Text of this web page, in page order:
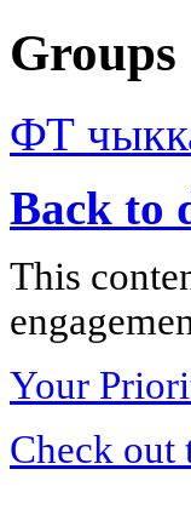
Groups
ФТ
Back to
This
Your
Check out